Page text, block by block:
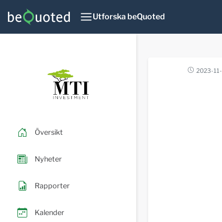
Utforska beQuoted
Översikt
Nyheter
Rapporter
Kalender
2023-